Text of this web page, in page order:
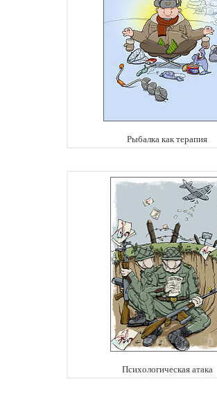
Рыбалка как терапия
Психологическая атака